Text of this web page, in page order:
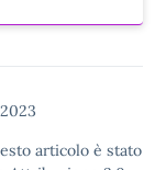
articolo è stato